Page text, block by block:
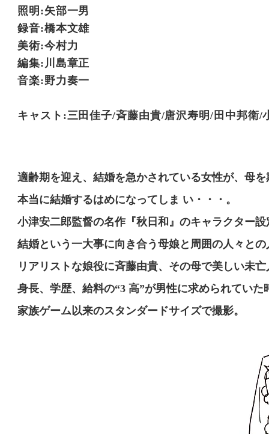
照明:矢部一男
録音:橋本文雄
美術:今村力
編集:川島章正
音楽:野力奏一
キャスト:三田佳子/⻫藤由貴/唐沢寿明/田中邦衛/
適齢期を迎え、結婚を急かされている女性が、母
本当に結婚するはめになってしま い・・・。
小津安二郎監督の名作『秋日和』のキャラクター
結婚という一大事に向き合う母娘と周囲の人々と
リアリストな娘役に⻫藤由貴、その母で美しい未
身⻑、学歴、給料の“3 高”が男性に求められてい
家族ゲーム以来のスタンダードサイズで撮影。